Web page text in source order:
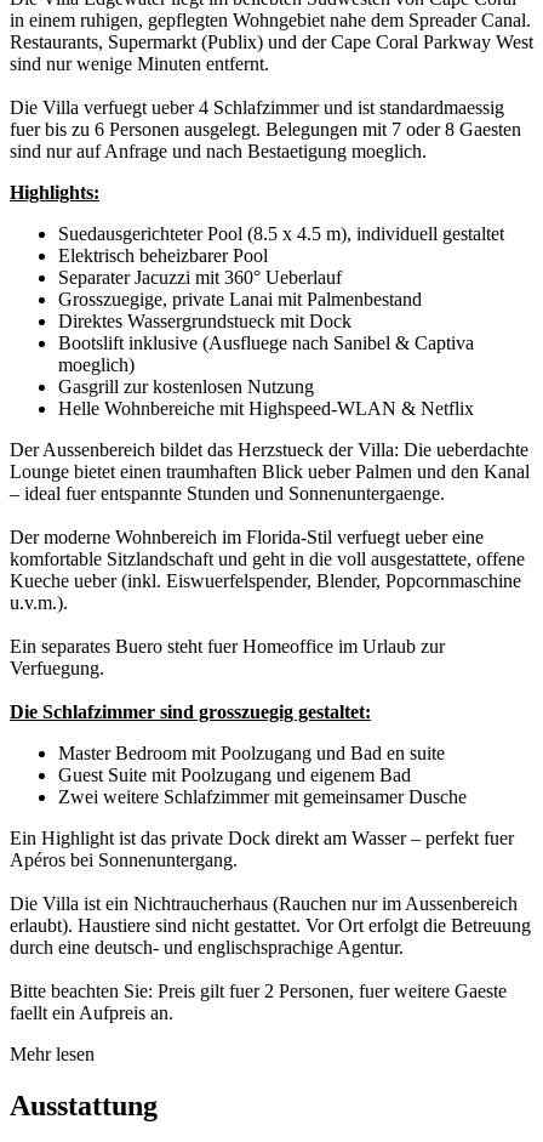
in einem ruhigen, gepflegten Wohngebiet nahe dem Spreader Canal.
Restaurants, Supermarkt (Publix) und der Cape Coral Parkway West
sind nur wenige Minuten entfernt.
Die Villa verfuegt ueber 4 Schlafzimmer und ist standardmaessig
fuer bis zu 6 Personen ausgelegt. Belegungen mit 7 oder 8 Gaesten
sind nur auf Anfrage und nach Bestaetigung moeglich.
Highlights:
Suedausgerichteter Pool (8.5 x 4.5 m), individuell gestaltet
Elektrisch beheizbarer Pool
Separater Jacuzzi mit 360° Ueberlauf
Grosszuegige, private Lanai mit Palmenbestand
Direktes Wassergrundstueck mit Dock
Bootslift inklusive (Ausfluege nach Sanibel & Captiva
moeglich)
Gasgrill zur kostenlosen Nutzung
Helle Wohnbereiche mit Highspeed-WLAN & Netflix
Der Aussenbereich bildet das Herzstueck der Villa: Die ueberdachte
Lounge bietet einen traumhaften Blick ueber Palmen und den Kanal
– ideal fuer entspannte Stunden und Sonnenuntergaenge.
Der moderne Wohnbereich im Florida-Stil verfuegt ueber eine
komfortable Sitzlandschaft und geht in die voll ausgestattete, offene
Kueche ueber (inkl. Eiswuerfelspender, Blender, Popcornmaschine
u.v.m.).
Ein separates Buero steht fuer Homeoffice im Urlaub zur
Verfuegung.
Die Schlafzimmer sind grosszuegig gestaltet:
Master Bedroom mit Poolzugang und Bad en suite
Guest Suite mit Poolzugang und eigenem Bad
Zwei weitere Schlafzimmer mit gemeinsamer Dusche
Ein Highlight ist das private Dock direkt am Wasser – perfekt fuer
Apéros bei Sonnenuntergang.
Die Villa ist ein Nichtraucherhaus (Rauchen nur im Aussenbereich
erlaubt). Haustiere sind nicht gestattet. Vor Ort erfolgt die Betreuung
durch eine deutsch- und englischsprachige Agentur.
Bitte beachten Sie: Preis gilt fuer 2 Personen, fuer weitere Gaeste
faellt ein Aufpreis an.
Mehr lesen
Ausstattung